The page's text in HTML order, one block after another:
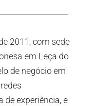
2011, com sede
em Leça do
de negócio em
experiência, e